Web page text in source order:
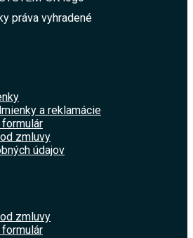
práva vyhradené
a reklamácie
formulár
zmluvy
údajov
zmluvy
formulár